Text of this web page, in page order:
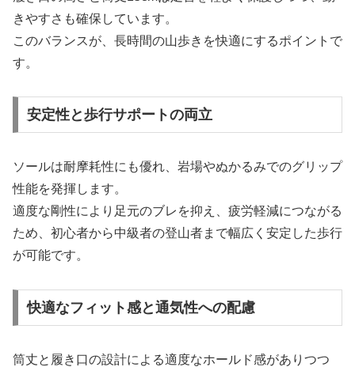
きやすさも確保しています。
このバランスが、長時間の山歩きを快適にするポイントで
す。
安定性と歩行サポートの両立
ソールは耐摩耗性にも優れ、岩場やぬかるみでのグリップ
性能を発揮します。
適度な剛性により足元のブレを抑え、疲労軽減につながる
ため、初心者から中級者の登山者まで幅広く安定した歩行
が可能です。
快適なフィット感と通気性への配慮
筒丈と履き口の設計による適度なホールド感がありつつ